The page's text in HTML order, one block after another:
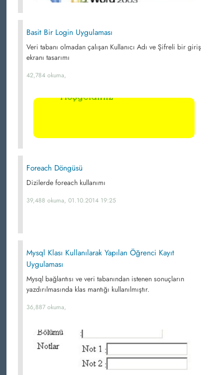
Basit Bir Login Uygulaması
Veri tabanı olmadan çalışan Kullanıcı Adı ve Şifreli bir giriş
ekranı tasarımı
42,784 okuma,
Foreach Döngüsü
Dizilerde foreach kullanımı
39,488 okuma, 01.10.2014 19:25
Mysql Klası Kullanılarak Yapılan Öğrenci Kayıt
Uygulaması
Mysql bağlantısı ve veri tabanından istenen sonuçların
yazdırılmasında klas mantığı kullanılmıştır.
36,887 okuma,